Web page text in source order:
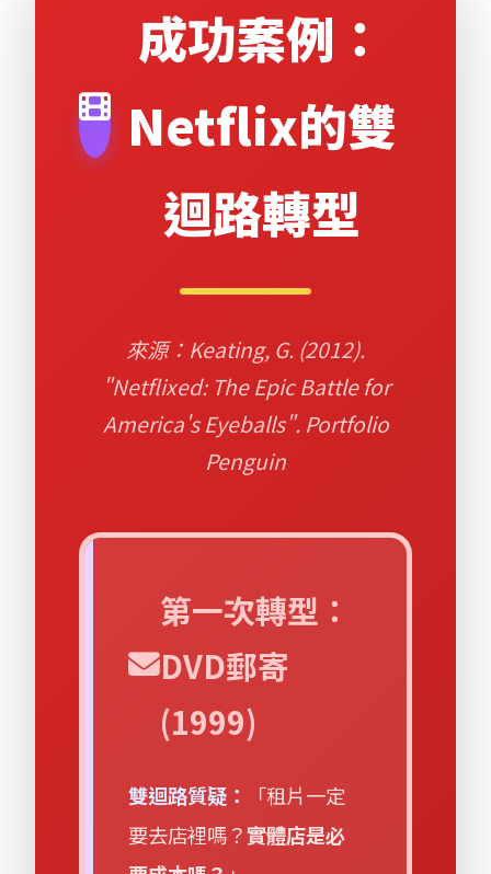
成功案例：
Netflix的雙
迴路轉型
來源：Keating, G. (2012).
"Netflixed: The Epic Battle for
America's Eyeballs". Portfolio
Penguin
第一次轉型：
DVD郵寄
(1999)
雙迴路質疑：
「租片一定
要去店裡嗎？實體店是必